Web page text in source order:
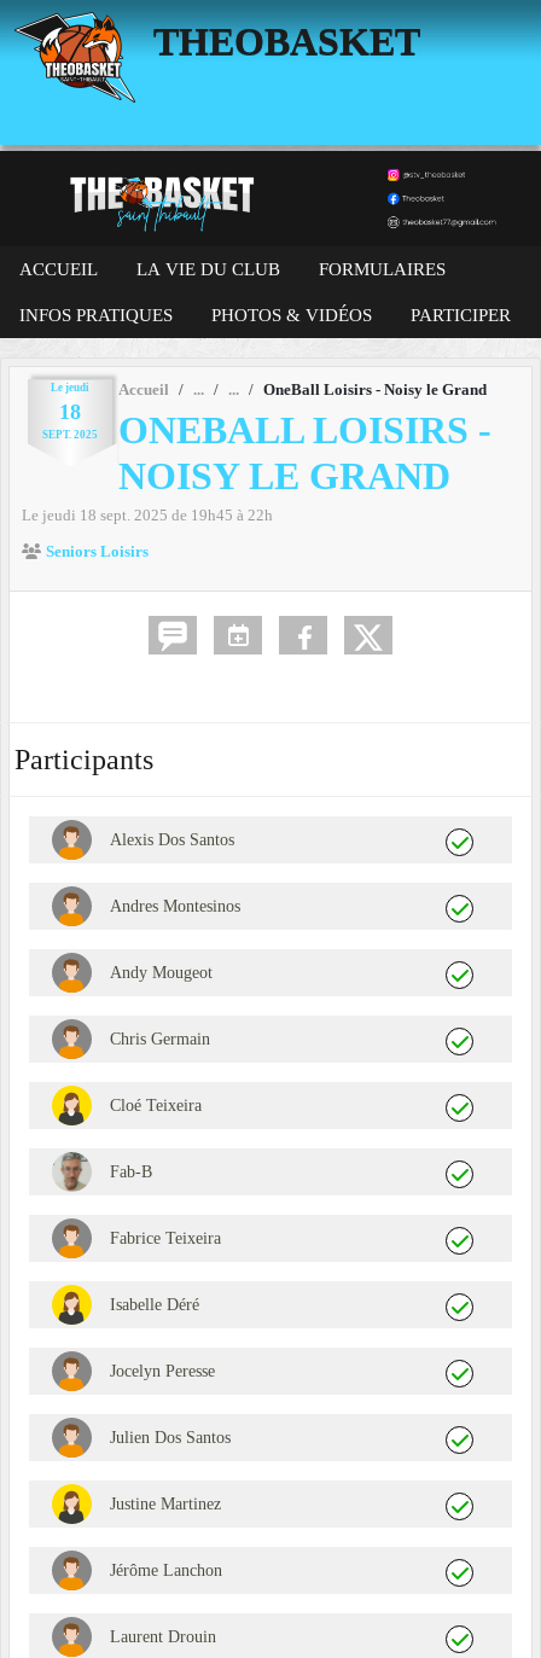
THEOBASKET
ACCUEIL LA VIE DU CLUB FORMULAIRES
INFOS PRATIQUES PHOTOS & VIDÉOS PARTICIPER
Le jeudi
18
SEPT. 2025
Accueil OneBall Loisirs - Noisy le Grand
ONEBALL LOISIRS -
NOISY LE GRAND
Le jeudi 18 sept. 2025 de 19h45 à 22h
Seniors Loisirs
Participants
Alexis Dos Santos
Andres Montesinos
Andy Mougeot
Chris Germain
Cloé Teixeira
Fab-B
Fabrice Teixeira
Isabelle Déré
Jocelyn Peresse
Julien Dos Santos
Justine Martinez
Jérôme Lanchon
Laurent Drouin
Panneau de gestion des cookies